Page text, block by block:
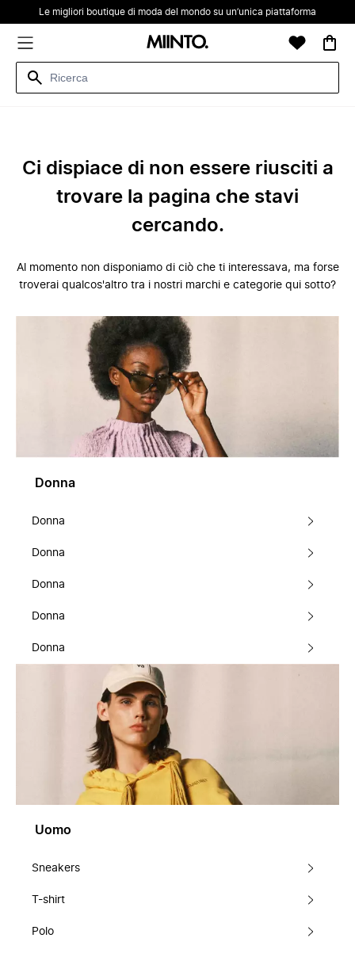
Le migliori boutique di moda del mondo su un’unica piattaforma
Ci dispiace di non essere riusciti a
trovare la pagina che stavi
cercando.
Al momento non disponiamo di ciò che ti interessava, ma forse
troverai qualcos'altro tra i nostri marchi e categorie qui sotto?
Donna
Donna
Donna
Donna
Donna
Donna
Uomo
Sneakers
T-shirt
Polo